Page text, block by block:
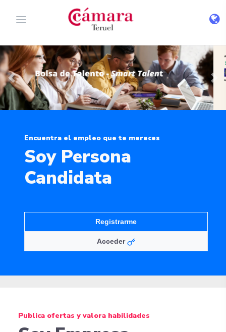
Previous
Encuentra el empleo que te mereces
Soy Persona
Candidata
Registrarme
Acceder
Publica ofertas y valora habilidades